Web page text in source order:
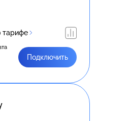
тарифе
Подключить